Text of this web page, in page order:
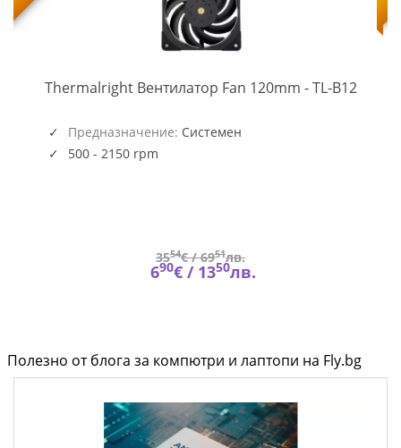
Thermalright Вентилатор Fan 120mm - TL-B12TL-
Предназначение: Системен
500 - 2150 rpm
3554€ /6951лв.
690€ / 1350лв.
Полезно от блога за компютри и лаптопи на Fly.bg